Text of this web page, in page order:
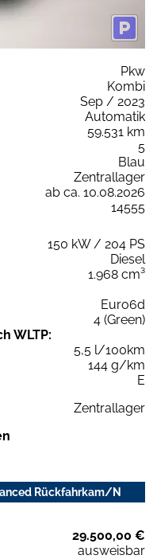
Pkw
Kombi
Sep / 2023
Automatik
59.531 km
5
Blau
Zentrallager
ab ca. 10.08.2026
14555
150 kW / 204 PS
Diesel
1.968 cm³
Euro6d
4 (Green)
WLTP:
5,5 l/100km
144 g/km
E
Zentrallager
Rückfahrkam/N
29.500,00 €
ausweisbar